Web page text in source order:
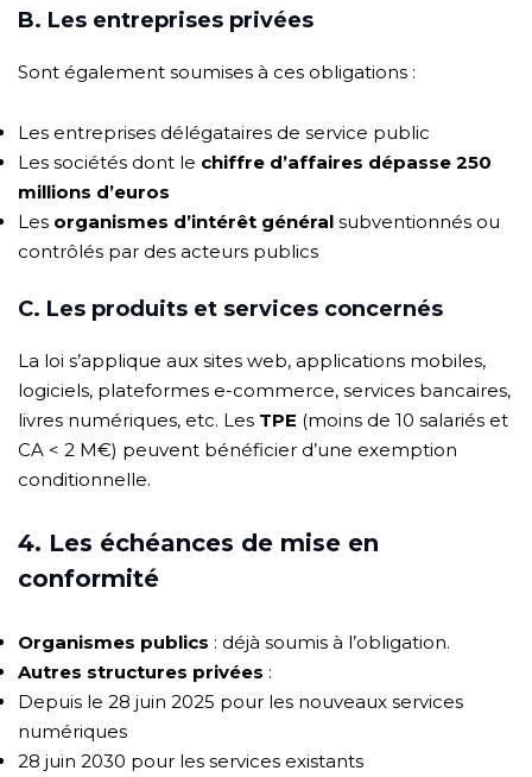
B. Les entreprises privées
Sont également soumises à ces obligations :
Les entreprises délégataires de service public
Les sociétés dont le chiffre d’affaires dépasse 250
millions d’euros
Les organismes d’intérêt général subventionnés ou
contrôlés par des acteurs publics
C. Les produits et services concernés
La loi s’applique aux sites web, applications mobiles,
logiciels, plateformes e-commerce, services bancaires,
livres numériques, etc. Les TPE (moins de 10 salariés et
CA < 2 M€) peuvent bénéficier d’une exemption
conditionnelle.
4. Les échéances de mise en
conformité
Organismes publics : déjà soumis à l’obligation.
Autres structures privées :
Depuis le 28 juin 2025 pour les nouveaux services
numériques
28 juin 2030 pour les services existants